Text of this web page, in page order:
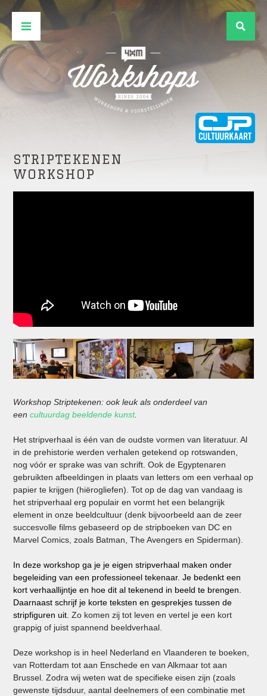
STRIPTEKENEN
WORKSHOP
Workshop Striptekenen: ook leuk als onderdeel van
eencultuurdag beeldende kunst.
Het stripverhaal is één van de oudste vormen van literatuur. Al
in de prehistorie werden verhalen getekend op rotswanden,
nog vóór er sprake was van schrift. Ook de Egyptenaren
gebruikten afbeeldingen in plaats van letters om een verhaal op
papier te krijgen (hiërogliefen). Tot op de dag van vandaag is
het stripverhaal erg populair en vormt het een belangrijk
element in onze beeldcultuur (denk bijvoorbeeld aan de zeer
succesvolle films gebaseerd op de stripboeken van DC en
Marvel Comics, zoals Batman, The Avengers en Spiderman).
In deze workshop ga je je eigen stripverhaal maken onder
begeleiding van een professioneel tekenaar. Je bedenkt een
kort verhaallijntje en hoe dit al tekenend in beeld te brengen.
Daarnaast schrijf je korte teksten en gesprekjes tussen de
stripfiguren uit. Zo komen zij tot leven en vertel je een kort
grappig of juist spannend beeldverhaal.
Deze workshop is in heel Nederland en Vlaanderen te boeken,
van Rotterdam tot aan Enschede en van Alkmaar tot aan
Brussel. Zodra wij weten wat de specifieke eisen zijn (zoals
gewenste tijdsduur, aantal deelnemers of een combinatie met